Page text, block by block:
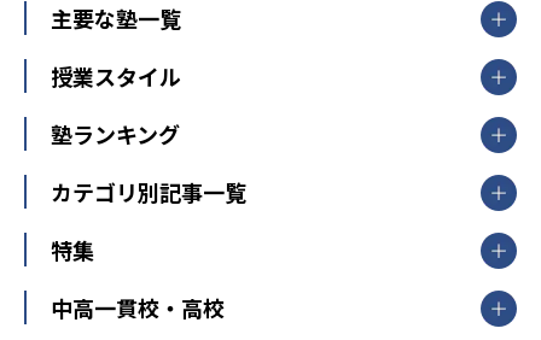
北海道・東北
山形県
福島県
関東
東京都
神奈川県
茨城県
栃木県
群馬県
新潟県
中部
愛知県
静岡県
長野県
主要な塾一覧
【掲載塾一覧を見る】
東京個別指導学院
明光義塾
個別教室のトライ
武田塾
授業スタイル
個別指導
オンライン指導
塾ランキング
中学受験ランキング
カテゴリ別記事一覧
中学受験
大学受験
特集
開成番長直伝！子どもの受験を成功させる方法
中高一貫校・高校